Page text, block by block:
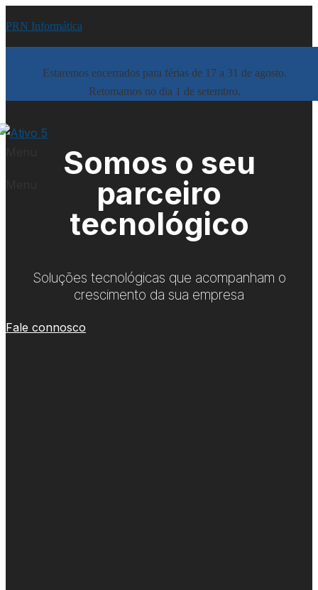
PRN Informática
Estaremos encerrados para férias de 17 a 31 de agosto.
Retomamos no dia 1 de setembro.
Somos o seu
parceiro
tecnológico
Soluções tecnológicas que acompanham o
crescimento da sua empresa
Fale connosco